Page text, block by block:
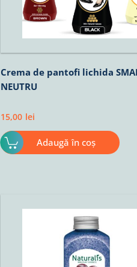
Crema de pantofi lichida
NEUTRU
15,00 lei
Adaugă în coș